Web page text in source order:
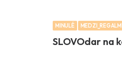
MINULÉ MEDZI_REGALMI
SLOVOdar na